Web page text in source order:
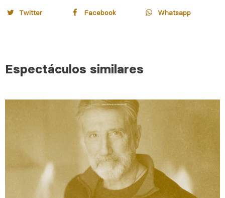
Twitter Facebook Whatsapp
Espectáculos similares